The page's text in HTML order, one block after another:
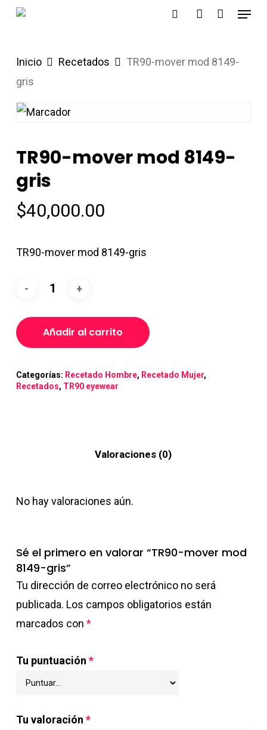
Skip
content
Menu
Inicio Recetados
TR90-mover mod 8149-
gris
TR90-mover mod 8149-
gris
$40,000.00
TR90-mover mod 8149-gris
Añadir al carrito
Categorías: Recetado Hombre, Recetado Mujer,
Recetados, TR90 eyewear
Valoraciones (0)
No hay valoraciones aún.
Sé el primero en valorar “TR90-mover mod
8149-gris”
Tu dirección de correo electrónico no será
publicada. Los campos obligatorios están
marcados con *
Tu puntuación *
Tu valoración *